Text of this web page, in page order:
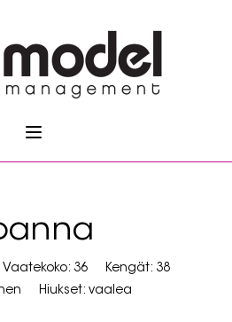
Vaatekoko: 36
Kengät: 38
Hiukset: vaalea